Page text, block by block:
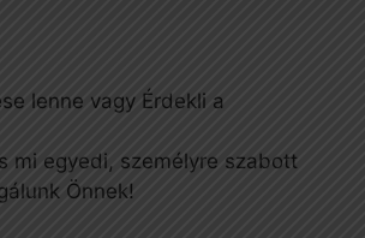
lenne vagy Érdekli a
mi egyedi, személyre szabott
Önnek!